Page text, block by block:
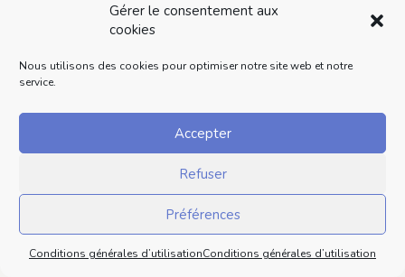
Gérer le consentement aux
cookies
Nous utilisons des cookies pour optimiser notre site web et notre
service.
Accepter
Refuser
Préférences
Conditions générales d’utilisationConditions générales d’utilisation
plus. Le choc ! Tu imagines, quand tu ne sais pas du tout
ce que tu vas voir et que tu tombes sur ce spectacle…
hyper drôle et hyper touchant. Tu ressors de là, il y a
Je pense que c’est l’étonnement, la surprise de me dire :
« J’ai vu quelque chose de différent et les gens ne
connaissent pas ! ». Il faut que je le montre, sinon ils ne
me croiront pas ! Ça ne se raconte pas. Comme je t’ai dit,
j’ai vu beaucoup de stand-up étant ado, dans les cafés-